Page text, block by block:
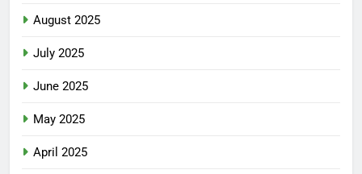
August 2025
July 2025
June 2025
May 2025
April 2025